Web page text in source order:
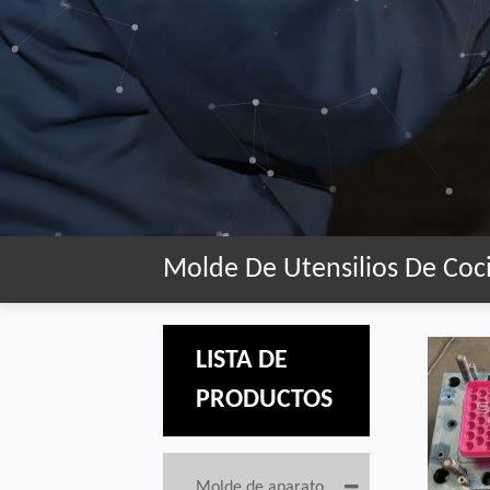
Molde De Utensilios De
LISTA DE
PRODUCTOS